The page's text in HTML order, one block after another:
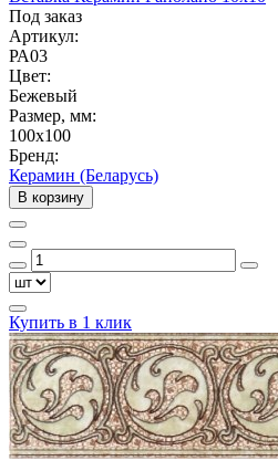
Под заказ
Артикул:
РА03
Цвет:
Бежевый
Размер, мм:
100x100
Бренд:
Керамин (Беларусь)
В корзину
Купить в 1 клик